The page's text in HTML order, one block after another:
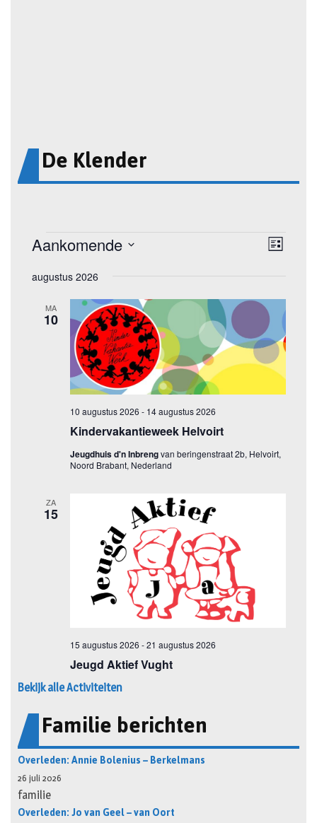
De Klender
Bekijk alle Activiteiten
Familie berichten
Overleden: Annie Bolenius – Berkelmans
26 juli 2026
familie
Overleden: Jo van Geel – van Oort